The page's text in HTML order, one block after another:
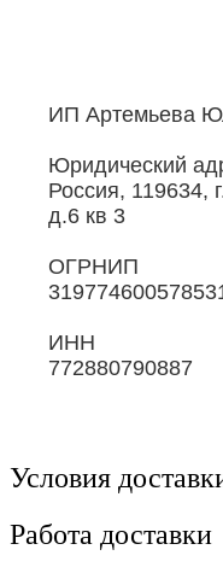
ИП Артемьева
Юридический
Россия, 119634,
д.6 кв 3
ОГРНИП
ИНН
772880790887
Условия
Работа доставки